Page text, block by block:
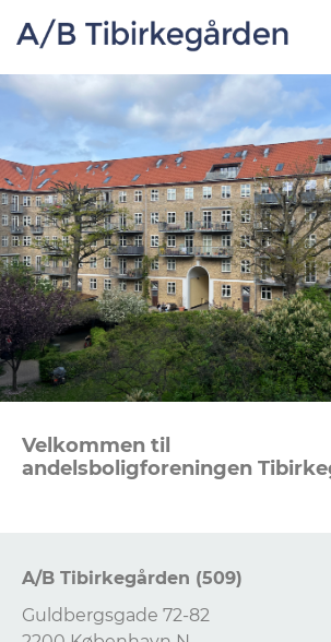
Velkommen til
andelsboligforeningen
A/B Tibirkegården (509)
Guldbergsgade 72-82